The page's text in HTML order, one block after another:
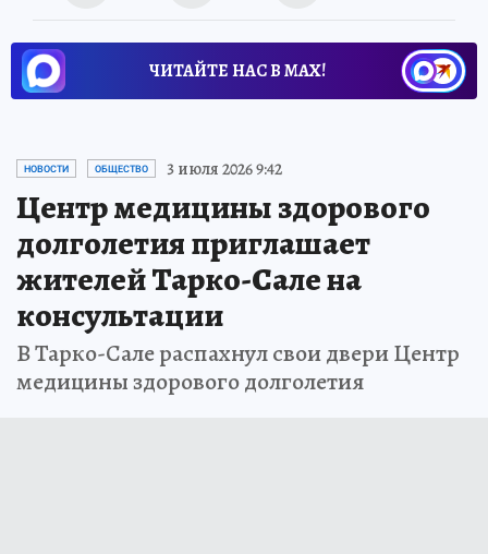
ЧИТАЙТЕ НАС В МАХ!
НОВОСТИ ОБЩЕСТВО 3 июля 2026 9:42
Центр медицины здорового
долголетия приглашает
жителей Тарко-Сале на
консультации
В Тарко-Сале распахнул свои двери Центр
медицины здорового долголетия